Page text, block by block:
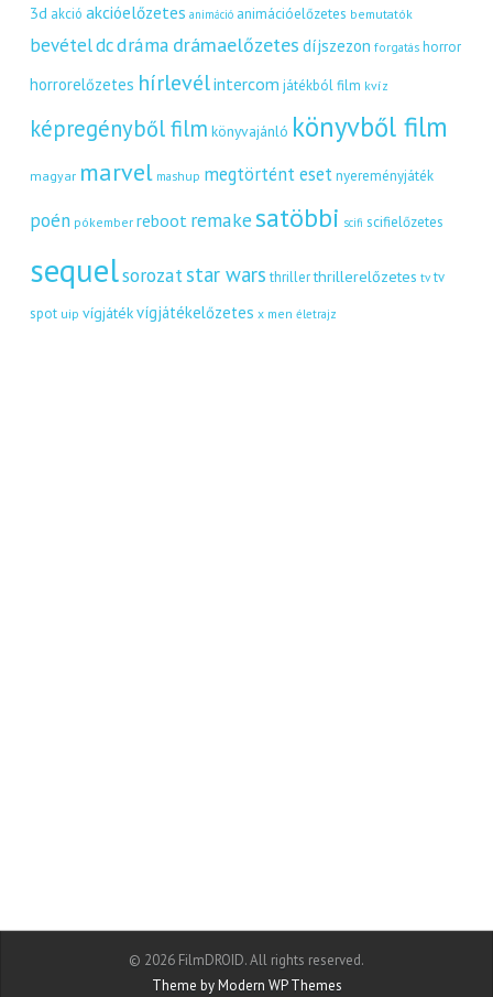
3d akció akcióelőzetes animáció animációelőzetes bemutatók
bevételdcdráma drámaelőzetes díjszezon forgatás horror
horrorelőzetes hírlevélintercom játékból film kvíz
képregényből film könyvajánló könyvből film
magyar marvel mashup megtörtént eset nyereményjáték
poén pókember reboot remakesatöbbi scifi scifielőzetes
sequelsorozatstar wars thriller thrillerelőzetes tv tv
spot uip vígjátékvígjátékelőzetes x men életrajz
© 2026 FilmDROID. All rights reserved.
Theme by Modern WP Themes